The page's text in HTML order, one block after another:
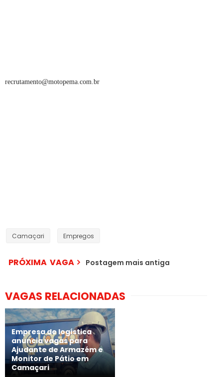
recrutamento@motopema.com.br
Camaçari Empregos
PRÓXIMA VAGA Postagem mais antiga
VAGAS RELACIONADAS
Empresa de logística
anuncia vagas para
Ajudante de Armazém e
Monitor de Pátio em
Camaçari